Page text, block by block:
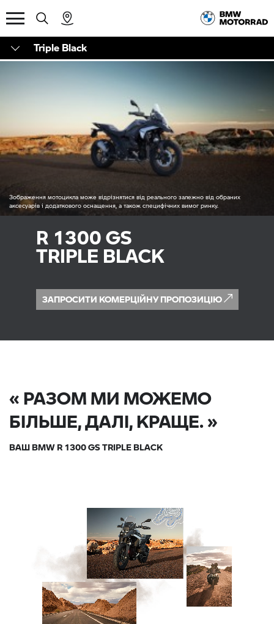
Triple Black
Зображення мотоцикла може відрізнятися від реального залежно від обраних
аксесуарів і додаткового оснащення, а також специфічних вимог ринку.
R 1300 GS
TRIPLE BLACK
ЗАПРОСИТИ КОМЕРЦІЙНУ ПРОПОЗИЦІЮ
« РАЗОМ МИ МОЖЕМО
БІЛЬШЕ, ДАЛІ, КРАЩЕ. »
ВАШ BMW R 1300 GS TRIPLE BLACK